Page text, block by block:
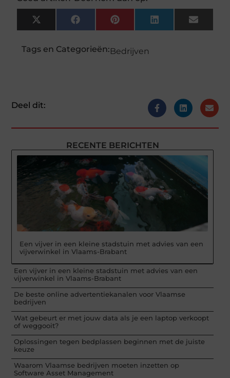
X
(Twitter)
FacebookPinterestLinkedInEmail
Tags en Categorieën:Bedrijven
Deel dit:
RECENTE BERICHTEN
Een vijver in een kleine stadstuin met advies van een
vijverwinkel in Vlaams-Brabant
Een vijver in een kleine stadstuin met advies van een
vijverwinkel in Vlaams-Brabant
De beste online advertentiekanalen voor Vlaamse
bedrijven
Wat gebeurt er met jouw data als je een laptop verkoopt
of weggooit?
Oplossingen tegen bedplassen beginnen met de juiste
keuze
Waarom Vlaamse bedrijven moeten inzetten op
Software Asset Management